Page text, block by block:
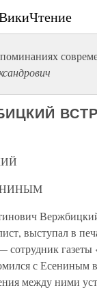
выступал в
сотрудник газеты
с Есениным
между ними